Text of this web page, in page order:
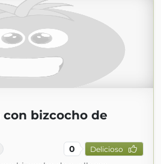
bizcocho de
0 Delicioso